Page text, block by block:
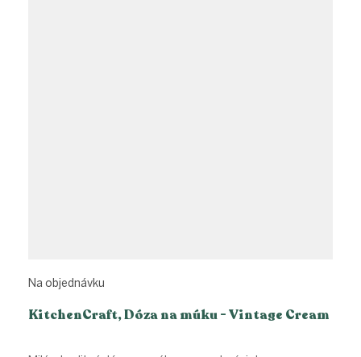
KitchenCraft, Dóza na múku - Vintage Cream
Na objednávku